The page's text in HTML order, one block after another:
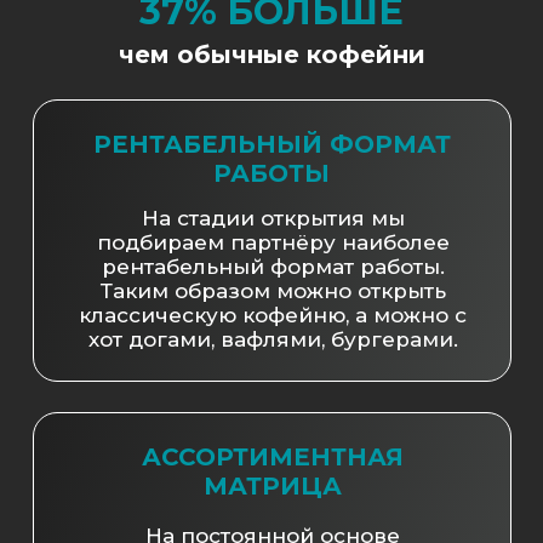
АССОРТИМЕНТНАЯ
МАТРИЦА
На постоянной основе
На стадии открытия мы
подбираем партнёру наиболее
рентабельный формат работы.
Таким образом можно открыть
классическую кофейню, а можно с
хот догами, вафлями, бургерами.
РЕНТАБЕЛЬНЫЙ ФОРМАТ
РАБОТЫ
чем обычные кофейни
37% БОЛЬШЕ